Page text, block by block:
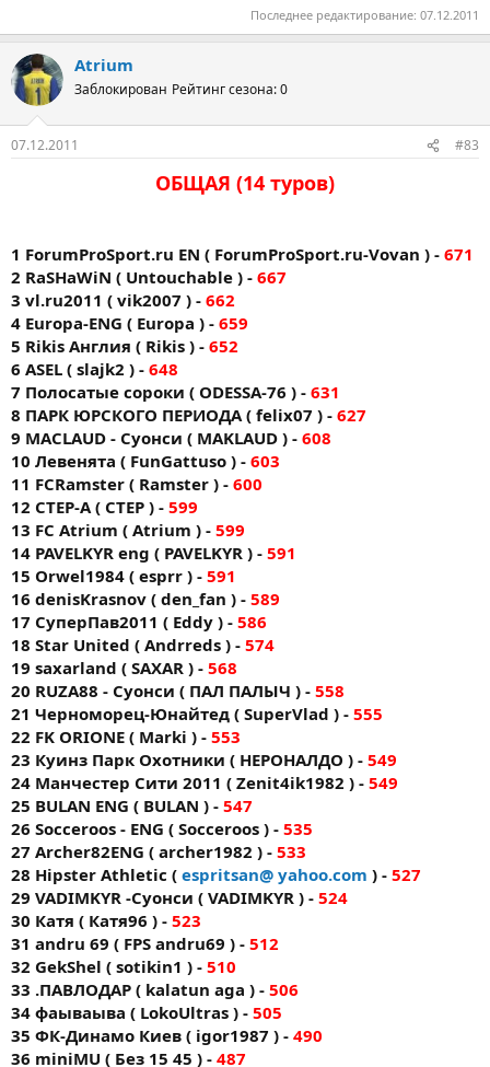
Последнее редактирование: 07.12.2011
Atrium
Заблокирован Рейтинг сезона: 0
07.12.2011 #83
ОБЩАЯ (14 туров)
1 ForumProSport.ru EN ( ForumProSport.ru-Vovan ) - 671
2 RaSHaWiN ( Untouchable ) - 667
3 vl.ru2011 ( vik2007 ) - 662
4 Europa-ENG ( Europa ) - 659
5 Rikis Англия ( Rikis ) - 652
6 ASEL ( slajk2 ) - 648
7 Полосатые сороки ( ODESSA-76 ) - 631
8 ПАРК ЮРСКОГО ПЕРИОДА ( felix07 ) - 627
9 MACLAUD - Суонси ( MAKLAUD ) - 608
10 Левенята ( FunGattuso ) - 603
11 FCRamster ( Ramster ) - 600
12 CTEP-A ( CTEP ) - 599
13 FС Аtrium ( Atrium ) - 599
14 PAVELKYR eng ( PAVELKYR ) - 591
15 Orwel1984 ( esprr ) - 591
16 denisKrasnov ( den_fan ) - 589
17 СуперПав2011 ( Eddy ) - 586
18 Star United ( Andrreds ) - 574
19 saxarland ( SAXAR ) - 568
20 RUZA88 - Суонси ( ПАЛ ПАЛЫЧ ) - 558
21 Черноморец-Юнайтед ( SuperVlad ) - 555
22 FK ORIONE ( Markі ) - 553
23 Куинз Парк Охотники ( НЕРОНАЛДО ) - 549
24 Манчестер Сити 2011 ( Zenit4ik1982 ) - 549
25 BULAN ENG ( BULAN ) - 547
26 Socceroos - ENG ( Socceroos ) - 535
27 Archer82ENG ( archer1982 ) - 533
28 Hipster Athletic ( espritsan@ yahoo.com ) - 527
29 VADIMKYR -Суонси ( VADIMKYR ) - 524
30 Катя ( Катя96 ) - 523
31 andru 69 ( FPS andru69 ) - 512
32 GekShel ( sotikin1 ) - 510
33 .ПАВЛОДАР ( kalatun aga ) - 506
34 фаываыва ( LokoUltras ) - 505
35 ФК-Динамо Киев ( igor1987 ) - 490
36 miniMU ( Без 15 45 ) - 487